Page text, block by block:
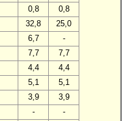
0,8
0,8
32,8
25,0
6,7
-
7,7
7,7
4,4
4,4
5,1
5,1
3,9
3,9
-
-